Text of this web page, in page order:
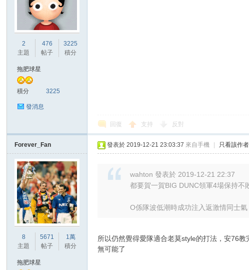
2
主題
476
帖子
3225
積分
拖肥球星
積分 3225
發消息
回復 支持 反對
Forever_Fan
8
主題
5671
帖子
1萬
積分
拖肥球星
發表於 2019-12-21 23:03:37 來自手機 只看該作者
wahton 發表於 2019-12-21 22:37
都要賀一賀BIG DUNC領軍4場保持不
O係隊波低潮時成功注入返激情同士氣
所以仍然覺得愛隊適合老莫style的打法，安76
無可能了